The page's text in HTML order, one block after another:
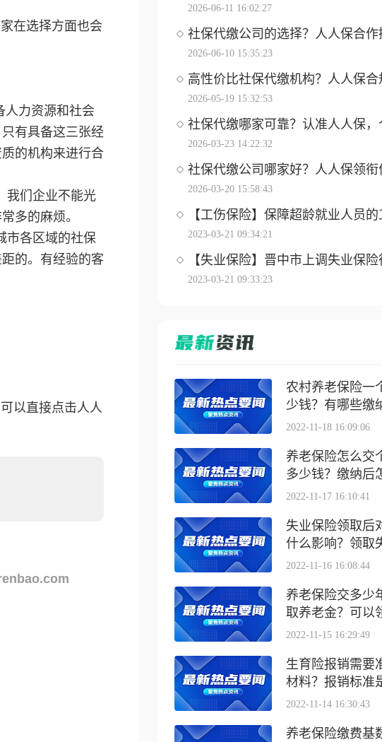
在选择方面也会
人力资源和社会
有具备这三张经
的机构来进行合
我们企业不能光
多的麻烦。
市各区域的社保
的。有经验的客
以直接点击人人
2026-06-11 16:02:27
社保代缴公司的选择？人人保合作
2026-06-10 15:35:23
高性价比社保代缴机构？人人保合
2026-05-19 15:32:53
社保代缴哪家可靠？认准人人保，
2026-03-23 14:22:32
社保代缴公司哪家好？人人保领衔
2026-03-20 15:58:43
【工伤保险】保障超龄就业人员
2023-03-21 09:34:21
【失业保险】晋中市上调失业保
2023-03-21 09:33:23
农村养老保险一
少钱？有哪些缴
2022-11-18 16:09:06
养老保险怎么交
多少钱？缴纳后
2022-11-17 16:10:41
失业保险领取后
什么影响？领取
2022-11-16 16:08:44
养老保险交多少
取养老金？可以
2022-11-15 16:29:49
生育险报销需要
材料？报销标准
2022-11-14 16:30:43
养老保险缴费基